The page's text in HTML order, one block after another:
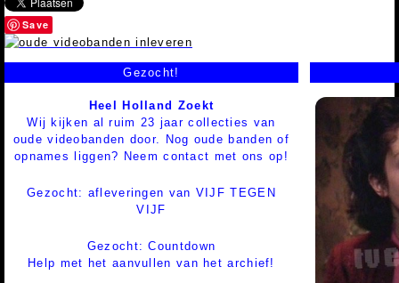
Save
Gezocht!
Heel Holland Zoekt
Wij kijken al ruim 23 jaar collecties van
oude videobanden door. Nog oude banden of
opnames liggen? Neem contact met ons op!
Gezocht: afleveringen van VIJF TEGEN
VIJF
Gezocht: Countdown
Help met het aanvullen van het archief!